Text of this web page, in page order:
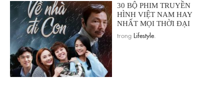
30 BỘ PHIM TRUYỀN
HÌNH VIỆT NAM HAY
NHẤT MỌI THỜI ĐẠI
trong Lifestyle